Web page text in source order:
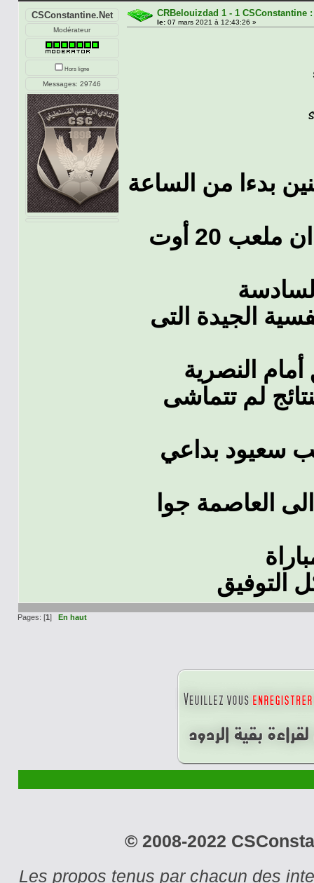
CSConstantine.Net
Modérateur
Hors ligne
Messages: 29746
CRBelouizdad 1 - 1 CSConstantine
le: 07 mars 2021 à 12:43:26 »
بدءا من الساعة
المستضيف شباب بلوزداد على ميدان ملعب 20 أوت
الجيدة التى
النصرية
لم تتماشى
سعيود بداعي
العاصمة جوا
التوفيق
Pages: [1] En haut
© 2008-2022
Les propos tenus par chacun des